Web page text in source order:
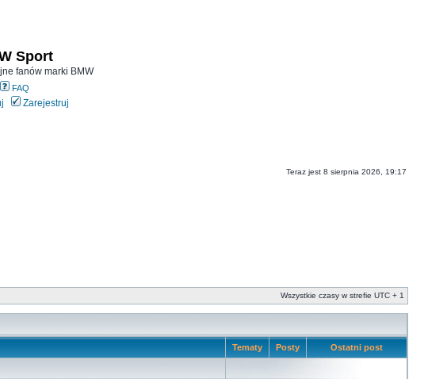
Sport
fanów marki BMW
FAQ
Zarejestruj
Teraz jest 8 sierpnia 2026, 19:17
Wszystkie czasy w strefie UTC + 1
Tematy Posty Ostatni post